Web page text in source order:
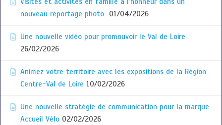
nouveau reportage photo
01/04/2026
Une nouvelle vidéo pour promouvoir le Val de Loire
26/02/2026
Animez votre territoire avec les expositions de la Région
Centre-Val de Loire 10/02/2026
Une nouvelle stratégie de communication pour la marque
Accueil Vélo 02/02/2026